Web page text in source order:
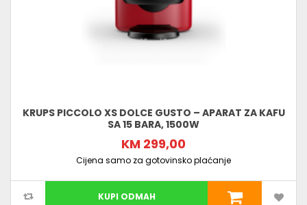
KRUPS PICCOLO XS DOLCE GUSTO – APARAT ZA KAFU
SA 15 BARA, 1500W
KM 299,00
Cijena samo za gotovinsko plaćanje
KUPI ODMAH